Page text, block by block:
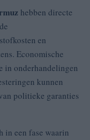
hebben directe
en
Economische
in onderhandelingen
kunnen
politieke garanties
in een fase waarin